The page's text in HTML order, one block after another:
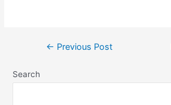
← Previous Post
Search